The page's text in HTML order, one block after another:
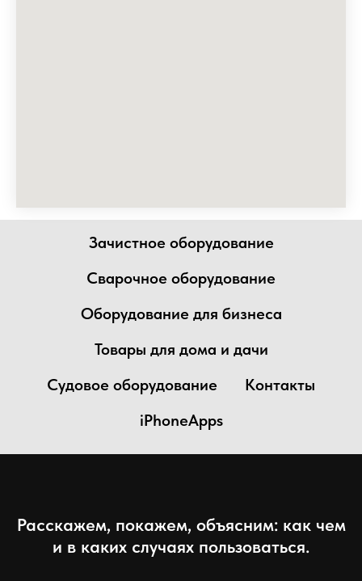
Зачистное оборудование
Сварочное оборудование
Оборудование для бизнеса
Товары для дома и дачи
Судовое оборудование
Контакты
iPhoneApps
Расскажем, покажем, объясним: как чем
и в каких случаях пользоваться.